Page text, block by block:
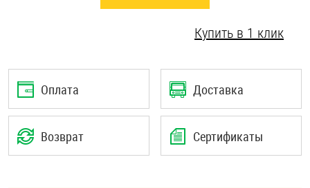
Хомуты
Шайбы
Шпильки
Купить в 1 клик
Оплата Доставка
Возврат Сертификаты